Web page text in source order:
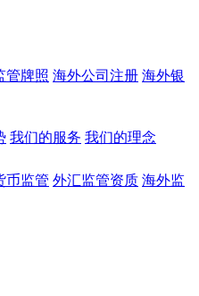
管牌照 海外公司注册 海外银
我们的服务 我们的理念
币监管 外汇监管资质 海外监